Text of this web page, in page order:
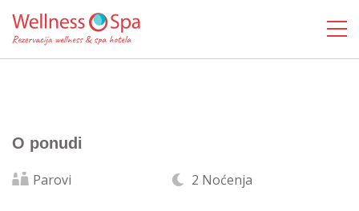
O ponudi
Parovi 2 Noćenja